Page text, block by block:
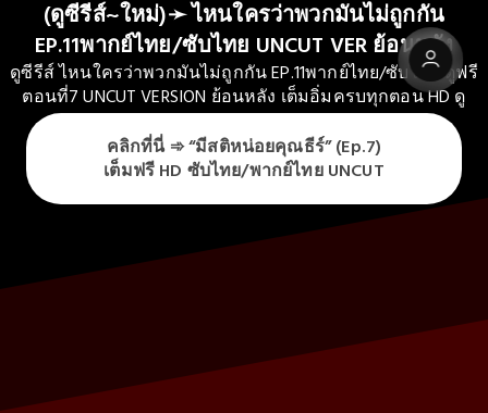
(ดูซีรีส์~ใหม่)➛ ไหนใครว่าพวกมันไม่ถูกกัน
EP.11พากย์ไทย/ซับไทย UNCUT VER ย้อนหลัง
ดูซีรีส์ ไหนใครว่าพวกมันไม่ถูกกัน EP.11พากย์ไทย/ซับไทย ดูฟรี
ตอนที่7 UNCUT VERSION ย้อนหลัง เต็มอิ่มครบทุกตอน HD ดู
คลิกที่นี่ ➾ “มีสติหน่อยคุณธีร์” (Ep.7)
เต็มฟรี HD ซับไทย/พากย์ไทย UNCUT
คลิกที่นี่ ➾ “มีสติหน่อยคุณธีร์” (Ep.7) เต็มฟรี HD ซับไทย/
พากย์ไทย UNCUT
Grow your reach, earn more, and save time so you can focus on
what matters: delivering real value to your audience.
Check it out